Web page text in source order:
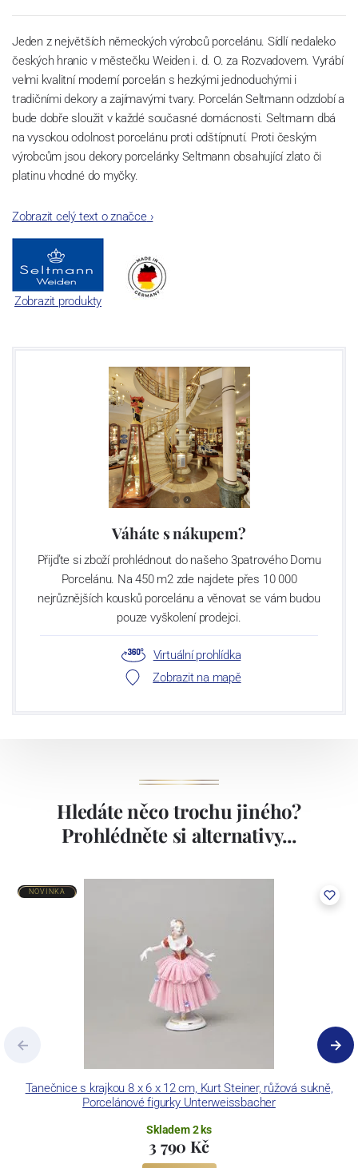
Jeden z největších německých výrobců porcelánu. Sídlí nedaleko
českých hranic v městečku Weiden i. d. O. za Rozvadovem. Vyrábí
velmi kvalitní moderní porcelán s hezkými jednoduchými i
tradičními dekory a zajímavými tvary. Porcelán Seltmann odzdobí a
bude dobře sloužit v každé současné domácnosti. Seltmann dbá
na vysokou odolnost porcelánu proti odštípnutí. Proti českým
výrobcům jsou dekory porcelánky Seltmann obsahující zlato či
platinu vhodné do myčky.
Zobrazit celý text o značce›
Zobrazit produkty
Váháte s nákupem?
Přijďte si zboží prohlédnout do našeho 3patrového Domu
Porcelánu. Na 450 m2 zde najdete přes 10 000
nejrůznějších kousků porcelánu a věnovat se vám budou
pouze vyškolení prodejci.
Virtuální prohlídka
Zobrazit na mapě
Hledáte něco trochu jiného?
Prohlédněte si alternativy...
Tanečnice s krajkou 8 x 6 x 12 cm, Kurt Steiner, růžová sukně,
Porcelánové figurky Unterweissbacher
NOVINKA
Skladem 2 ks
3 790 Kč